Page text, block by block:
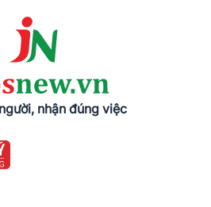
nhận đúng việc